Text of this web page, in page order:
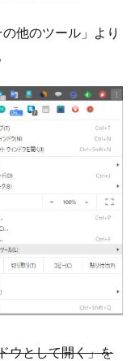
他のツール」より
ウとして開く」を